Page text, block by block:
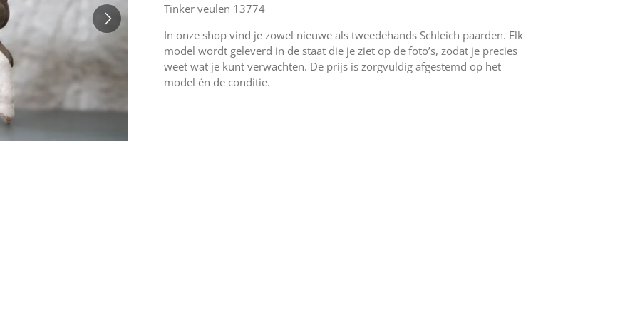
Tinker veulen 13774
In onze shop vind je zowel nieuwe als tweedehands Schleich paarden. Elk
model wordt geleverd in de staat die je ziet op de foto’s, zodat je precies
weet wat je kunt verwachten. De prijs is zorgvuldig afgestemd op het
model én de conditie.